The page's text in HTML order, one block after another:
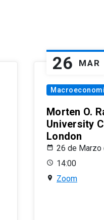
26 MAR
Morten O.
University
London
26 de Marzo
14:00
Zoom